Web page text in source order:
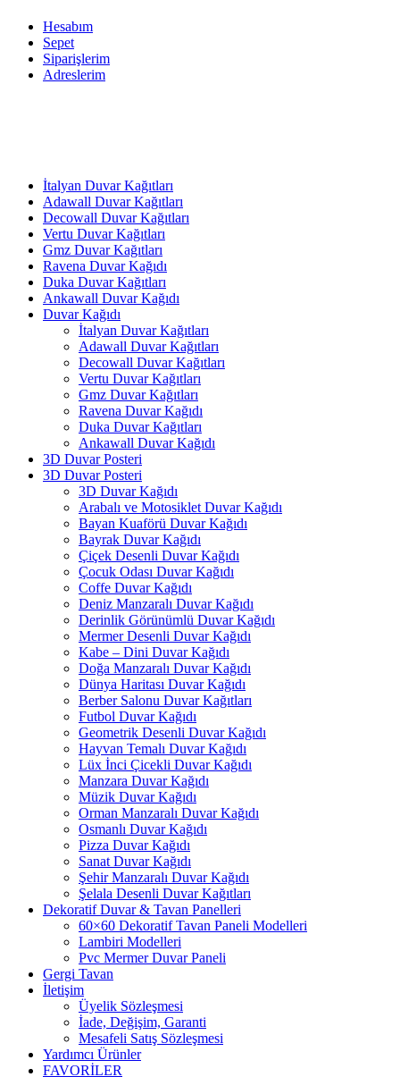
Hesabım
Sepet
Siparişlerim
Adreslerim
İtalyan Duvar Kağıtları
Adawall Duvar Kağıtları
Decowall Duvar Kağıtları
Vertu Duvar Kağıtları
Gmz Duvar Kağıtları
Ravena Duvar Kağıdı
Duka Duvar Kağıtları
Ankawall Duvar Kağıdı
Duvar Kağıdı
İtalyan Duvar Kağıtları
Adawall Duvar Kağıtları
Decowall Duvar Kağıtları
Vertu Duvar Kağıtları
Gmz Duvar Kağıtları
Ravena Duvar Kağıdı
Duka Duvar Kağıtları
Ankawall Duvar Kağıdı
3D Duvar Posteri
3D Duvar Posteri
3D Duvar Kağıdı
Arabalı ve Motosiklet Duvar Kağıdı
Bayan Kuaförü Duvar Kağıdı
Bayrak Duvar Kağıdı
Çiçek Desenli Duvar Kağıdı
Çocuk Odası Duvar Kağıdı
Coffe Duvar Kağıdı
Deniz Manzaralı Duvar Kağıdı
Derinlik Görünümlü Duvar Kağıdı
Mermer Desenli Duvar Kağıdı
Kabe – Dini Duvar Kağıdı
Doğa Manzaralı Duvar Kağıdı
Dünya Haritası Duvar Kağıdı
Berber Salonu Duvar Kağıtları
Futbol Duvar Kağıdı
Geometrik Desenli Duvar Kağıdı
Hayvan Temalı Duvar Kağıdı
Lüx İnci Çicekli Duvar Kağıdı
Manzara Duvar Kağıdı
Müzik Duvar Kağıdı
Orman Manzaralı Duvar Kağıdı
Osmanlı Duvar Kağıdı
Pizza Duvar Kağıdı
Sanat Duvar Kağıdı
Şehir Manzaralı Duvar Kağıdı
Şelala Desenli Duvar Kağıtları
Dekoratif Duvar & Tavan Panelleri
60×60 Dekoratif Tavan Paneli Modelleri
Lambiri Modelleri
Pvc Mermer Duvar Paneli
Gergi Tavan
İletişim
Üyelik Sözleşmesi
İade, Değişim, Garanti
Mesafeli Satış Sözleşmesi
Yardımcı Ürünler
FAVORİLER